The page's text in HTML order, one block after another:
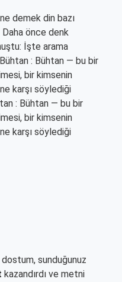
demek din bazı
Daha önce denk
İşte arama
: Bühtan — bu bir
bir kimsenin
karşı söylediği
: Bühtan — bu bir
bir kimsenin
karşı söylediği
sunduğunuz
kazandırdı ve metni